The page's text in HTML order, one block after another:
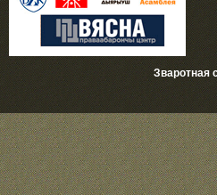
Зваротная